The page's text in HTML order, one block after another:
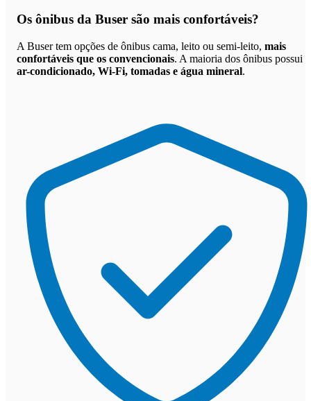
Os ônibus da Buser são mais confortáveis?
A Buser tem opções de ônibus cama, leito ou semi-leito, mais
confortáveis que os convencionais. A maioria dos ônibus possui
ar-condicionado, Wi-Fi, tomadas e água mineral.